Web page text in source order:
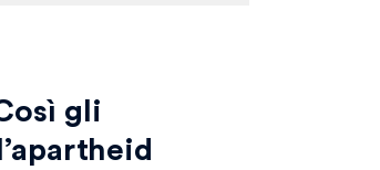
gli